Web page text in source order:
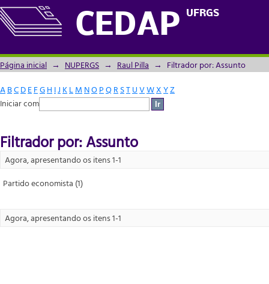
CEDAP UFRGS
Filtrador por: Assunto
Página inicial → NUPERGS → Raul Pilla → Filtrador por: Assunto
ABCDEFGH IJ KLM NOPQRSTUVWXYZ
Iniciar com
Filtrador por: Assunto
Agora, apresentando os itens 1-1
Partido economista (1)
Agora, apresentando os itens 1-1